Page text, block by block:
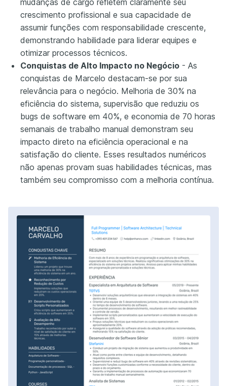
mudanças de cargo refletem claramente seu
crescimento profissional e sua capacidade de
assumir funções com responsabilidade crescente,
demonstrando habilidade para liderar equipes e
otimizar processos técnicos.
Conquistas de Alto Impacto no Negócio - As
conquistas de Marcelo destacam-se por sua
relevância para o negócio. Melhoria de 30% na
eficiência do sistema, supervisão que reduziu os
bugs de software em 40%, e economia de 70 horas
semanais de trabalho manual demonstram seu
impacto direto na eficiência operacional e na
satisfação do cliente. Esses resultados numéricos
não apenas provam suas habilidades técnicas, mas
também seu compromisso com a melhoria contínua.